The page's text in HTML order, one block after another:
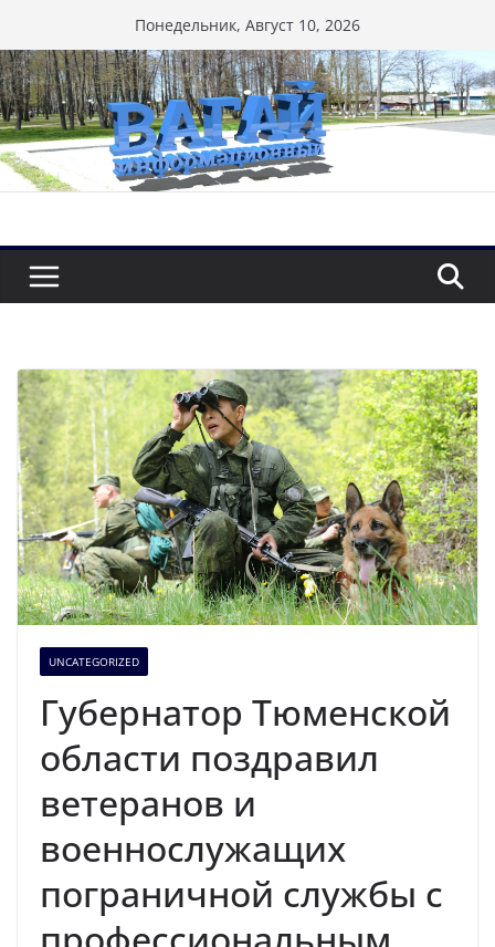
к
содержимому
Понедельник, Август 10, 2026
UNCATEGORIZED
Губернатор Тюменской
области поздравил
ветеранов и
военнослужащих
пограничной службы с